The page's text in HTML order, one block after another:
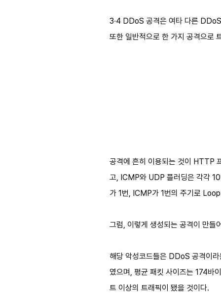
3∙4 DDoS 공격은 여타 다른
또한 일반적으로 한 가지 공격으로
공격에 흔히 이용되는 것이 HTTP
고, ICMP와 UDP 플러딩은 각각
가 1번, ICMP가 1번의 주기로
그럼, 이렇게 생성되는 공격이 만들
해당 악성코드들은 DDoS 공격이
였으며, 평균 패킷 사이즈는 174바
트 이상의 트래픽이 됐을 것이다.